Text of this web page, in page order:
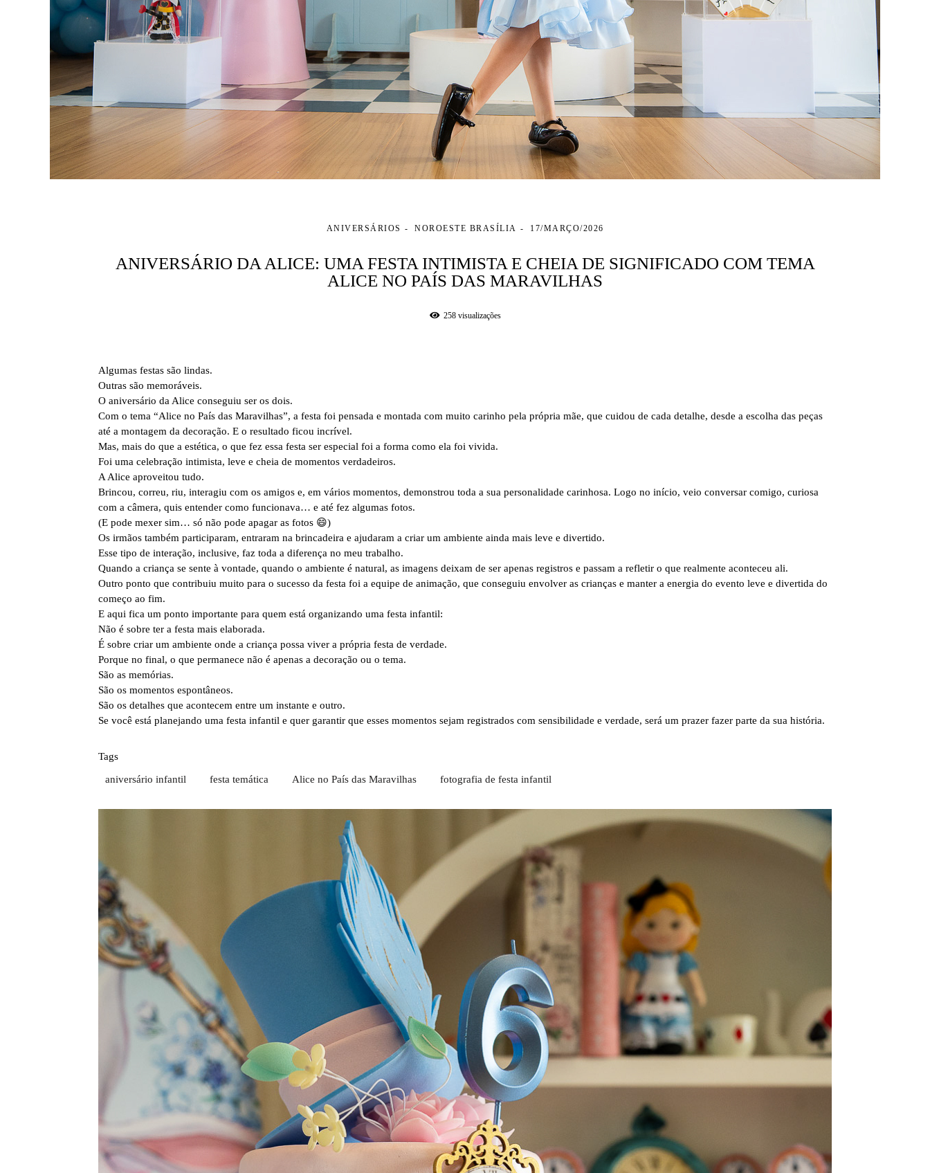
ANIVERSÁRIOS NOROESTE BRASÍLIA 17/MARÇO/2026
ANIVERSÁRIO DA ALICE: UMA FESTA INTIMISTA E CHEIA DE SIGNIFICADO COM TEMA
ALICE NO PAÍS DAS MARAVILHAS
258visualizações
Algumas festas são lindas.
Outras são memoráveis.
O aniversário da Alice conseguiu ser os dois.
Com o tema “Alice no País das Maravilhas”, a festa foi pensada e montada com muito carinho pela própria mãe, que cuidou de cada detalhe, desde a escolha das peças
até a montagem da decoração. E o resultado ficou incrível.
Mas, mais do que a estética, o que fez essa festa ser especial foi a forma como ela foi vivida.
Foi uma celebração intimista, leve e cheia de momentos verdadeiros.
A Alice aproveitou tudo.
Brincou, correu, riu, interagiu com os amigos e, em vários momentos, demonstrou toda a sua personalidade carinhosa. Logo no início, veio conversar comigo, curiosa
com a câmera, quis entender como funcionava… e até fez algumas fotos.
(E pode mexer sim… só não pode apagar as fotos 😄)
Os irmãos também participaram, entraram na brincadeira e ajudaram a criar um ambiente ainda mais leve e divertido.
Esse tipo de interação, inclusive, faz toda a diferença no meu trabalho.
Quando a criança se sente à vontade, quando o ambiente é natural, as imagens deixam de ser apenas registros e passam a refletir o que realmente aconteceu ali.
Outro ponto que contribuiu muito para o sucesso da festa foi a equipe de animação, que conseguiu envolver as crianças e manter a energia do evento leve e divertida do
começo ao fim.
E aqui fica um ponto importante para quem está organizando uma festa infantil:
Não é sobre ter a festa mais elaborada.
É sobre criar um ambiente onde a criança possa viver a própria festa de verdade.
Porque no final, o que permanece não é apenas a decoração ou o tema.
São as memórias.
São os momentos espontâneos.
São os detalhes que acontecem entre um instante e outro.
Se você está planejando uma festa infantil e quer garantir que esses momentos sejam registrados com sensibilidade e verdade, será um prazer fazer parte da sua história.
Tags
aniversário infantil festa temática Alice no País das Maravilhas fotografia de festa infantil